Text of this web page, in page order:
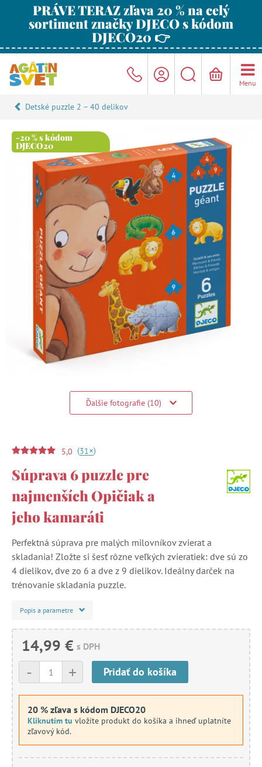
PRÁVE TERAZ zľava 20 % na celý
sortiment značky DJECO s kódom
DJECO20 👉
Menu
Detské puzzle 2 – 40 delikov
-20 % s kódom
DJECO20
Ďalšie fotografie (10)
5,0 (31+)
Súprava 6 puzzle pre
najmenších Opičiak a
jeho kamaráti
Perfektná súprava pre malých milovníkov zvierat a
skladania! Zložte si šesť rôzne veľkých zvieratiek: dve sú zo
4 dielikov, dve zo 6 a dve z 9 dielikov. Ideálny darček na
trénovanie skladania puzzle.
Popis a parametre
14,99 € s DPH
+
- Pridať do košíka
20 % zľava s kódom DJECO20
Kliknutím tu vložíte produkt do košíka a ihneď uplatníte
zľavový kód.